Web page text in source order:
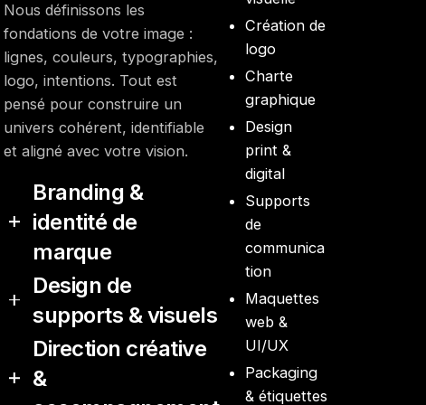
Nous définissons les
fondations de votre image :
lignes, couleurs, typographies,
logo, intentions. Tout est
pensé pour construire un
univers cohérent, identifiable
et aligné avec votre vision.
Branding &
identité de
marque
Création ou refonte de votre
identité visuelle : logo, charte
graphique, territoire de
marque.
L’objectif est de poser des
Design de
supports & visuels
Création de supports print et
digitaux : visuels, contenus,
documents de communication.
Direction créative
&
Création de
logo
Charte
graphique
Design
print &
digital
Supports
de
communica
tion
Maquettes
web &
UI/UX
Packaging
& étiquettes